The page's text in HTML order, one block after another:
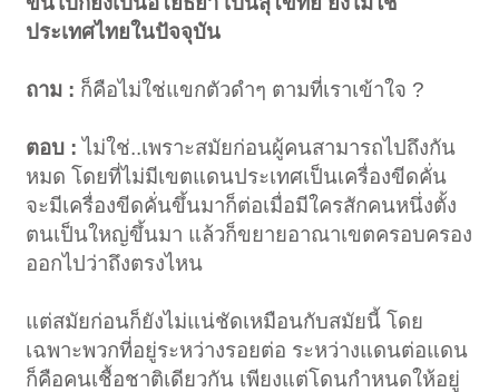
ประเทศไทยในปัจจุบัน
ถาม : ก็คือไม่ใช่แขกตัวดำๆ ตามที่เราเข้าใจ ?
ตอบ : ไม่ใช่..เพราะสมัยก่อนผู้คนสามารถไปถึงกัน
หมด โดยที่ไม่มีเขตแดนประเทศเป็นเครื่องขีดคั่น
จะมีเครื่องขีดคั่นขึ้นมาก็ต่อเมื่อมีใครสักคนหนึ่งตั้ง
ตนเป็นใหญ่ขึ้นมา แล้วก็ขยายอาณาเขตครอบครอง
ออกไปว่าถึงตรงไหน
แต่สมัยก่อนก็ยังไม่แน่ชัดเหมือนกับสมัยนี้ โดย
เฉพาะพวกที่อยู่ระหว่างรอยต่อ ระหว่างแดนต่อแดน
ก็คือคนเชื้อชาติเดียวกัน เพียงแต่โดนกำหนดให้อยู่